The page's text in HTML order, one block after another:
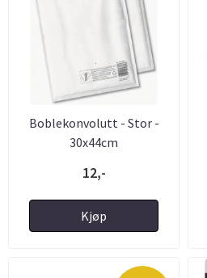
Boblekonvolutt - Stor -
30x44cm
12,-
Kjøp